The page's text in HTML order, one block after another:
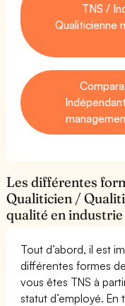
TNS /
Qualiticienne
Les différentes
Qualiticien /
qualité en industrie
Tout d’abord, il est
différentes formes
vous êtes TNS à
statut d’employé.